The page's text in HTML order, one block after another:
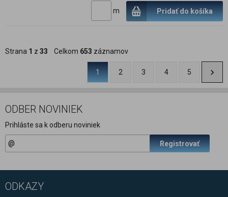
m Pridať do košíka
Strana 1 z 33 Celkom 653 záznamov
1 2 3 4 5
ODBER NOVINIEK
Prihláste sa k odberu noviniek
Registrovať
ODKAZY